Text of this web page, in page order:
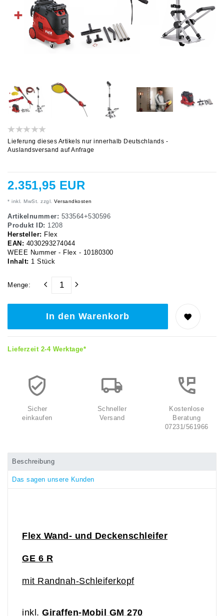
Lieferung dieses Artikels nur innerhalb Deutschlands -
Auslandsversand auf Anfrage
2.351,95 EUR
* inkl. MwSt. zzgl. Versandkosten
Artikelnummer: 533564+530596
Produkt ID: 1208
Hersteller: Flex
EAN: 4030293274044
WEEE Nummer - Flex - 10180300
Inhalt: 1 Stück
Menge:
In den Warenkorb
Lieferzeit 2-4 Werktage*
Sicher
einkaufen
Schneller
Versand
Kostenlose
Beratung
07231/561966
Beschreibung
Das sagen unsere Kunden
Flex Wand- und Deckenschleifer
GE 6 R
mit Randnah-Schleiferkopf
inkl. Giraffen-Mobil GM 270